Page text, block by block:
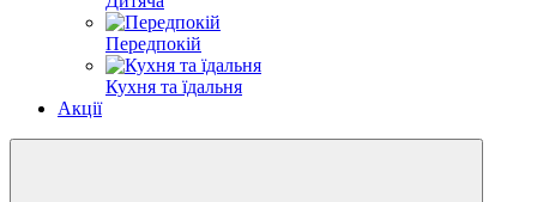
Передпокій
Кухня та їдальня
Акції